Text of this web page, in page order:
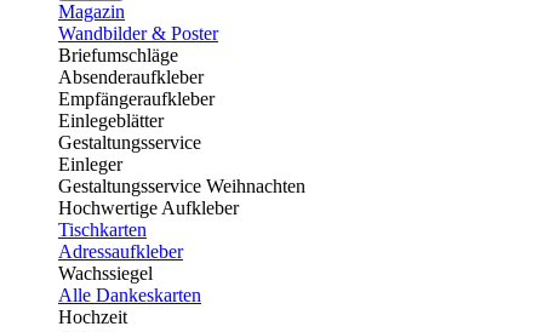
Magazin
Wandbilder & Poster
Briefumschläge
Absenderaufkleber
Empfängeraufkleber
Einlegeblätter
Gestaltungsservice
Einleger
Gestaltungsservice Weihnachten
Hochwertige Aufkleber
Tischkarten
Adressaufkleber
Wachssiegel
Alle Dankeskarten
Hochzeit